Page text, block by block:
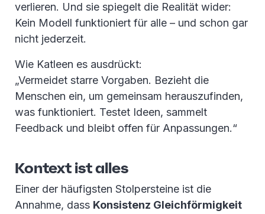
verlieren. Und sie spiegelt die Realität wider:
Kein Modell funktioniert für alle – und schon gar
nicht jederzeit.
Wie Katleen es ausdrückt:
„Vermeidet starre Vorgaben. Bezieht die
Menschen ein, um gemeinsam herauszufinden,
was funktioniert. Testet Ideen, sammelt
Feedback und bleibt offen für Anpassungen.“
Kontext ist alles
Einer der häufigsten Stolpersteine ist die
Annahme, dass Konsistenz Gleichförmigkeit